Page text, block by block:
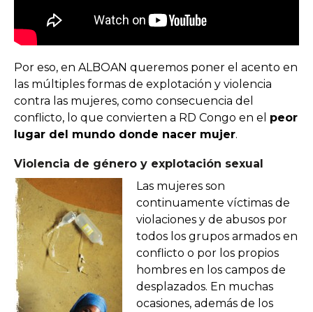
Por eso, en ALBOAN queremos poner el acento en
las múltiples formas de explotación y violencia
contra las mujeres, como consecuencia del
conflicto, lo que convierten a RD Congo en el peor
lugar del mundo donde nacer mujer.
Violencia de género y explotación sexual
Las mujeres son
continuamente víctimas de
violaciones y de abusos por
todos los grupos armados en
conflicto o por los propios
hombres en los campos de
desplazados. En muchas
ocasiones, además de los